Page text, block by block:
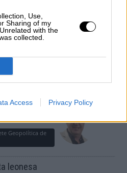
Use,
Sharing of my
with the
collected.
Access Privacy Policy
Beltrán
Un Nuevo
Geopolítica de
leonesa